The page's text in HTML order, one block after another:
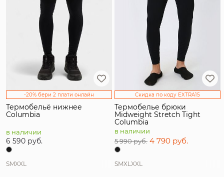
Страна производитель
Бренд
Размер-20% бери 2 плати онлайн
Термобельё нижнее
Columbia
в наличии
6 590 руб.
SMXXL
Скидка по коду EXTRA15
Термобелье брюки
Midweight Stretch Tight
Columbia
в наличии
5 990 руб. 4 790 руб.
SMXLXXL